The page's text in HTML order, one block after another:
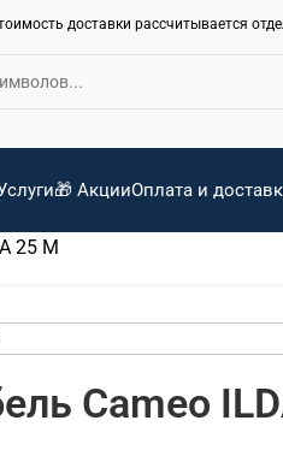
доставки рассчитывается
🎁 АкцииОплата и
25 M
Cameo